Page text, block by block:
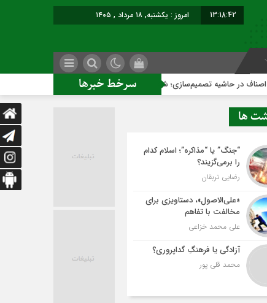
13:18:43 امروز : یکشنبه, ۱۸ مرداد , ۱۴۰۵
سرخط خبرهاشهر بدون بازار به کجا می‌رسد؟
ها
“جنگ” یا “مذاکره”؛ اسلام کدام
را برمی‌گزیند؟
رضایی تربقان
«علی‌الاصول»، دستاویزی برای
مخالفت با تفاهم
علی محمد خزاعی
آزادگی یا فرهنگِ گداپروری؟
محمد قلی پور